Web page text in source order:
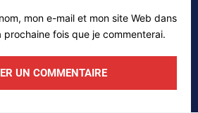
mon e-mail et mon site Web dans
fois que je commenterai.